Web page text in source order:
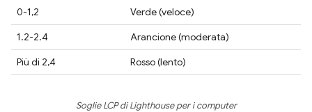
0-1,2
Verde (veloce)
1.2-2.4
Arancione (moderata)
Più di 2,4
Rosso (lento)
Soglie LCP di Lighthouse per i computer